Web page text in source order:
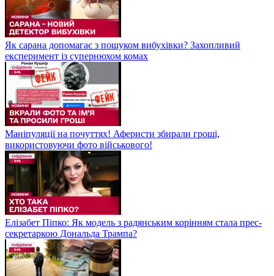
Як сарана допомагає з пошуком вибухівки? Захопливий
експеримент із супернюхом комах
Маніпуляції на почуттях! Аферисти збирали гроші,
використовуючи фото військового!
Елізабет Піпко: Як модель з радянським корінням стала прес-
секретаркою Дональда Трампа?